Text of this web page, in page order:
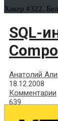
Хакер #322.
SQL-
Анатолий
18.12.2008
Комментарии
639